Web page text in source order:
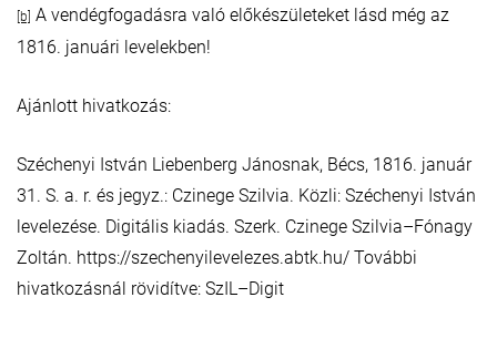
[b] A vendégfogadásra való előkészületeket lásd még az
1816. januári levelekben!
Ajánlott hivatkozás:
Széchenyi István Liebenberg Jánosnak, Bécs, 1816. január
31. S. a. r. és jegyz.: Czinege Szilvia. Közli: Széchenyi István
levelezése. Digitális kiadás. Szerk. Czinege Szilvia–Fónagy
Zoltán. https://szechenyilevelezes.abtk.hu/ További
hivatkozásnál rövidítve: SzIL–Digit